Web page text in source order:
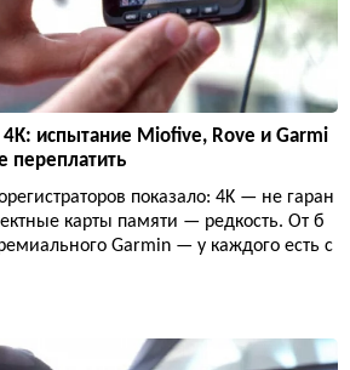
испытание Miofive, Rove и Garmi
переплатить
показало: 4K — не гаран
карты памяти — редкость. От б
Garmin — у каждого есть с